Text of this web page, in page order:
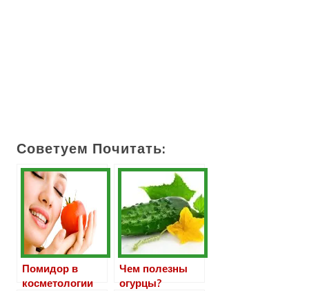
Советуем Почитать:
Помидор в
косметологии
Чем полезны
огурцы?